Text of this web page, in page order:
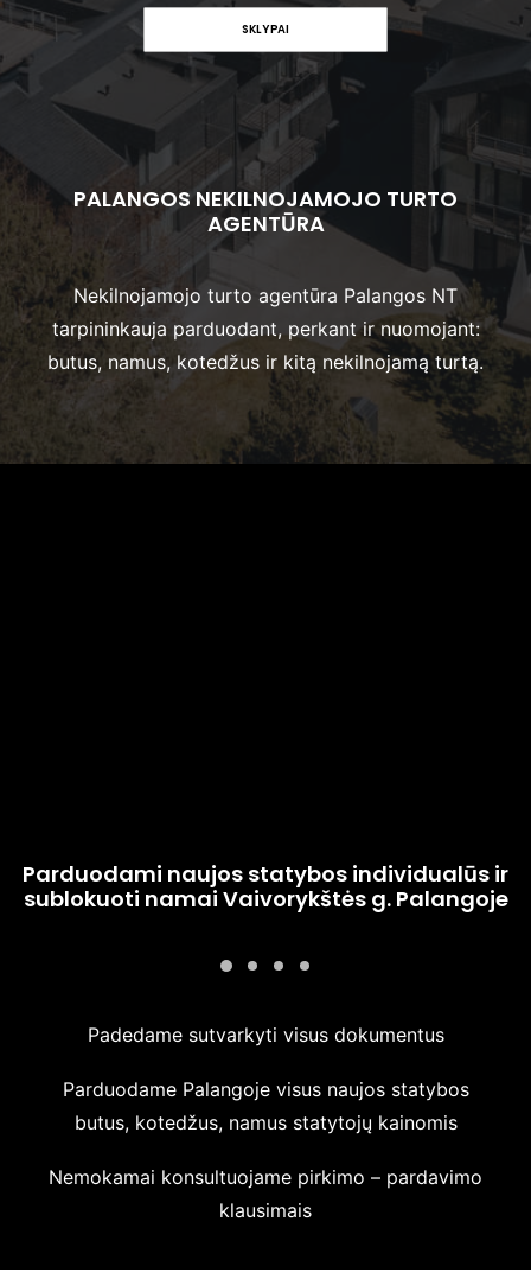
SKLYPAI
PALANGOS NEKILNOJAMOJO TURTO
AGENTŪRA
Nekilnojamojo turto agentūra Palangos NT
tarpininkauja parduodant, perkant ir nuomojant:
butus, namus, kotedžus ir kitą nekilnojamą turtą.
Parduodami naujos statybos individualūs ir
sublokuoti namai Vaivorykštės g. Palangoje
Padedame sutvarkyti visus dokumentus
Parduodame Palangoje visus naujos statybos
butus, kotedžus, namus statytojų kainomis
Nemokamai konsultuojame pirkimo – pardavimo
klausimais